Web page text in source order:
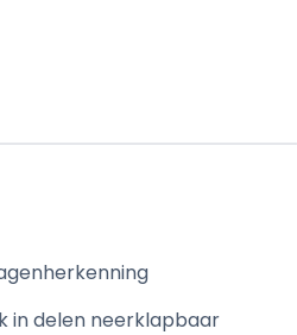
in delen neerklapbaar